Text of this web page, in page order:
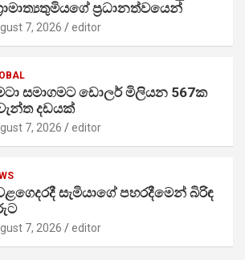
ප්‍රධානත්වයෙන්
7, 2026 editor
සමාගමට ඩොලර් මිලියන 567ක
දඩයක්
7, 2026 editor
සැමියාගේ පහරදීමෙන් බිරිඳ
7, 2026 editor